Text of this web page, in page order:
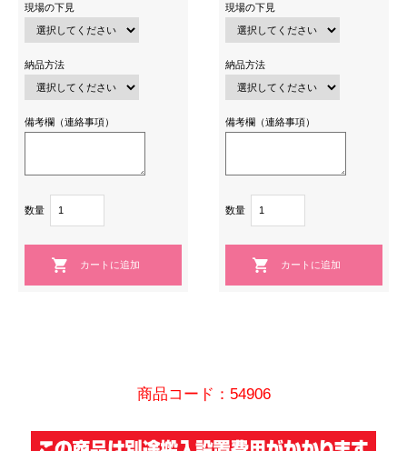
現場の下見
納品方法
備考欄（連絡事項）
数量
現場の下見
納品方法
備考欄（連絡事項）
数量
商品コード：54906